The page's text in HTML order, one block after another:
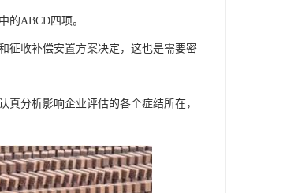
的ABCD四项。
征收补偿安置方案决定，这也是需要密
分析影响企业评估的各个症结所在，